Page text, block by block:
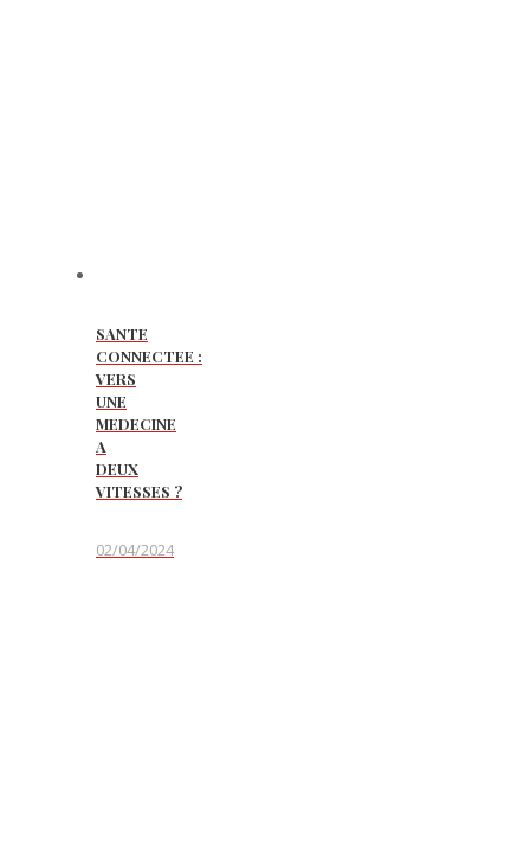
SANTE
CONNECTEE :
VERS
UNE
MEDECINE
A
DEUX
VITESSES ?
02/04/2024